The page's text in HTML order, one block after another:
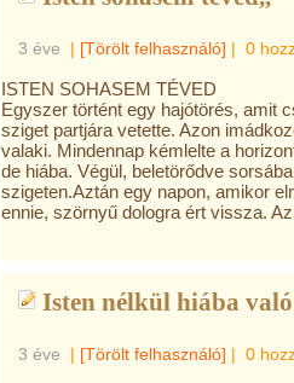
3 éve | [Törölt felhasználó] | 0
ISTEN SOHASEM TÉVED
Egyszer történt egy hajótörés, amit
sziget partjára vetette. Azon
valaki. Mindennap kémlelte a
de hiába. Végül, beletörődve
szigeten.Aztán egy napon, amikor
ennie, szörnyű dologra ért vissza.
Isten nélkül hiába
3 éve | [Törölt felhasználó] | 0